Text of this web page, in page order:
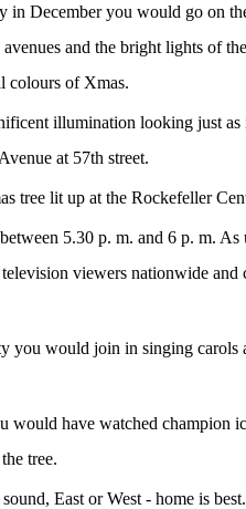
in December you would go on
and the bright lights of
colours of Xmas.
illumination looking just
at 57th street.
tree lit up at the Rockefeller
5.30 p. m. and 6 p. m. As
viewers nationwide and
you would join in singing carols
would have watched champion
tree.
East or West - home is